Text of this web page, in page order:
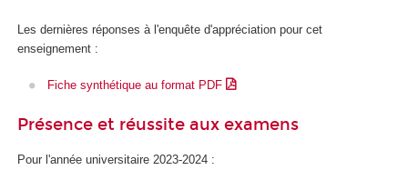
Les dernières réponses à l'enquête d'appréciation pour cet
enseignement :
Fiche synthétique au format PDF
Présence et réussite aux examens
Pour l'année universitaire 2023-2024 :